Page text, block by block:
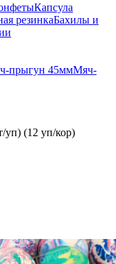
Капсула
резинкаБахилы и
прыгун 45ммМяч-
(12 уп/кор)